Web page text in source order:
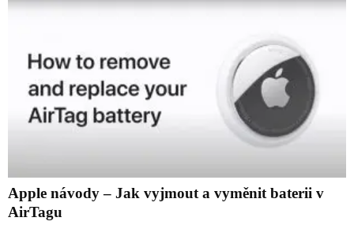
Apple návody – Jak vyjmout a vyměnit baterii v
AirTagu